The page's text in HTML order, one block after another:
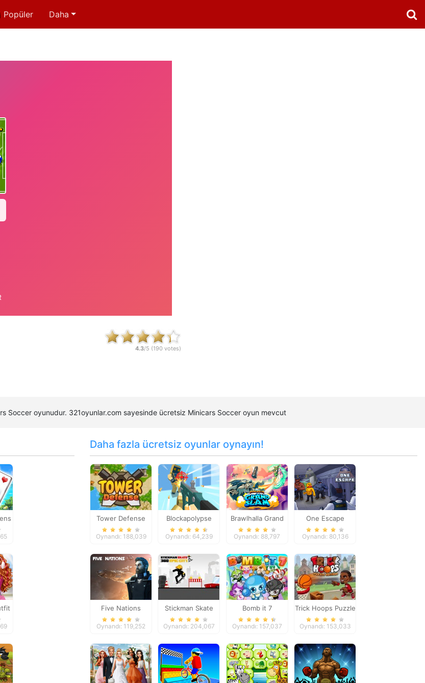
Popüler Daha
4.3/5 (190 votes)
Soccer oyunudur. 321oyunlar.com sayesinde ücretsiz Minicars Soccer oyun mevcut
Daha fazla ücretsiz oyunlar oynayın!
Tower Defense
Oynandı: 188,039
Blockapolypse
Zombie Shooter
Oynandı: 64,239
Brawlhalla Grand
Slam
Oynandı: 88,797
One Escape
Oynandı: 80,136
Five Nations
Oynandı: 119,252
Stickman Skate
360 Epic City
Oynandı: 204,067
Bomb it 7
Oynandı: 157,037
Trick Hoops Puzzle
Edition
Oynandı: 153,033